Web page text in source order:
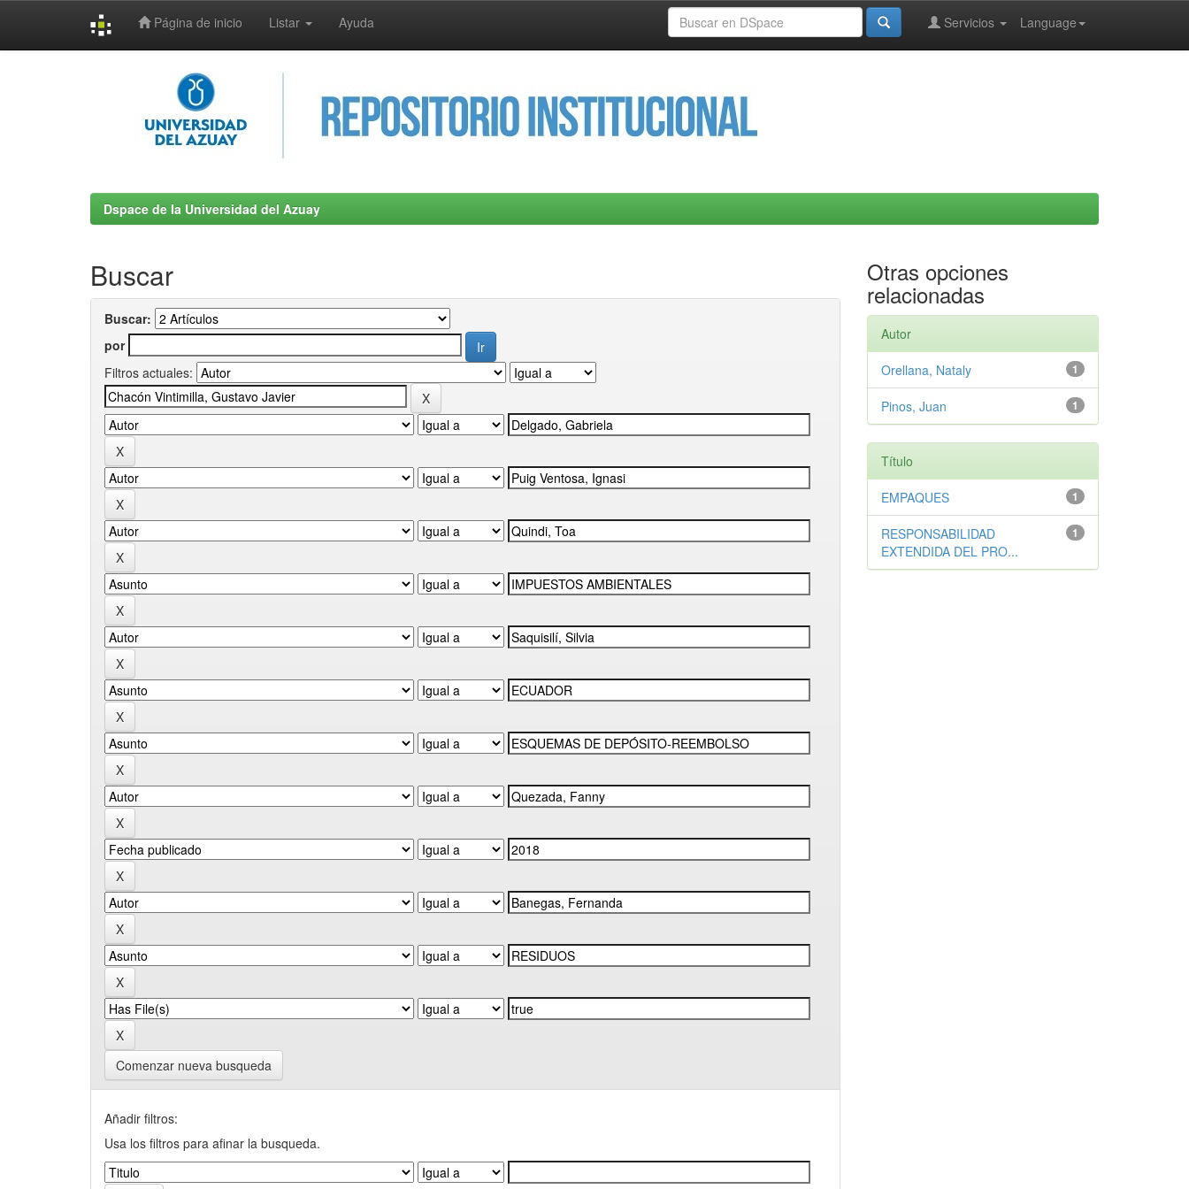
Página de inicio Listar Ayuda Language
Servicios
Dspace de la Universidad del Azuay
Buscar
Buscar:
por
Filtros actuales:
Comenzar nueva busqueda
Añadir filtros:
Usa los filtros para afinar la busqueda.
Otras opciones
relacionadas
Autor
1
Orellana, Nataly
1
Pinos, Juan
Título
1
EMPAQUES
1
RESPONSABILIDAD
EXTENDIDA DEL PRO...